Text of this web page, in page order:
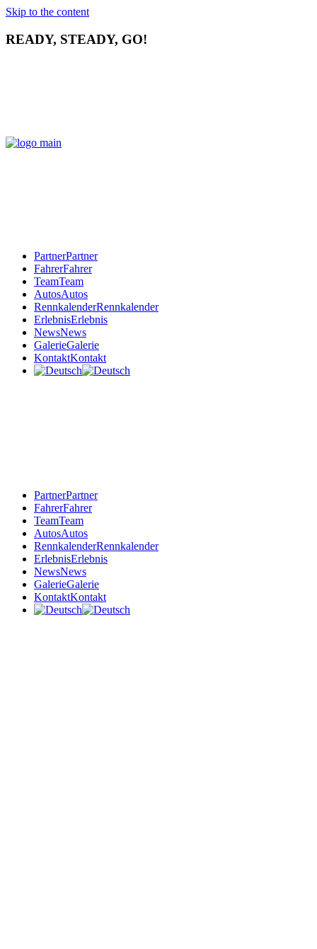
Skip to the content
READY, STEADY, GO!
PartnerPartner
FahrerFahrer
TeamTeam
AutosAutos
RennkalenderRennkalender
ErlebnisErlebnis
NewsNews
GalerieGalerie
KontaktKontakt
PartnerPartner
FahrerFahrer
TeamTeam
AutosAutos
RennkalenderRennkalender
ErlebnisErlebnis
NewsNews
GalerieGalerie
KontaktKontakt